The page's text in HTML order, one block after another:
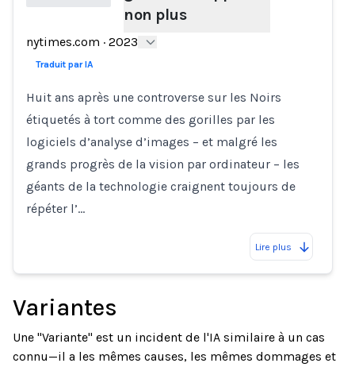
Loading...
non plus
nytimes.com · 2023
Traduit par IA
Huit ans après une controverse sur les Noirs
étiquetés à tort comme des gorilles par les
logiciels d’analyse d’images – et malgré les
grands progrès de la vision par ordinateur – les
géants de la technologie craignent toujours de
répéter l’…
Lire plus
Variantes
Une "Variante" est un incident de l'IA similaire à un cas
connu—il a les mêmes causes, les mêmes dommages et